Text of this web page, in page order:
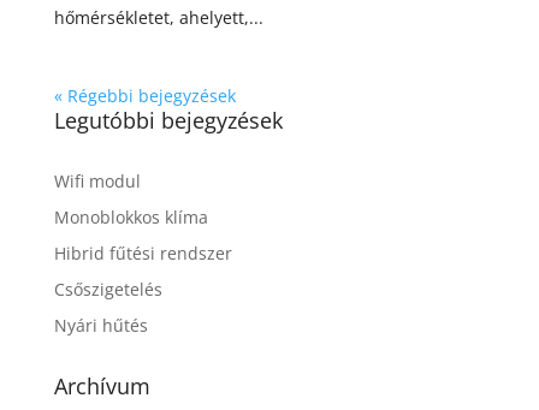
hőmérsékletet, ahelyett,...
« Régebbi bejegyzések
Legutóbbi bejegyzések
Wifi modul
Monoblokkos klíma
Hibrid fűtési rendszer
Csőszigetelés
Nyári hűtés
Archívum